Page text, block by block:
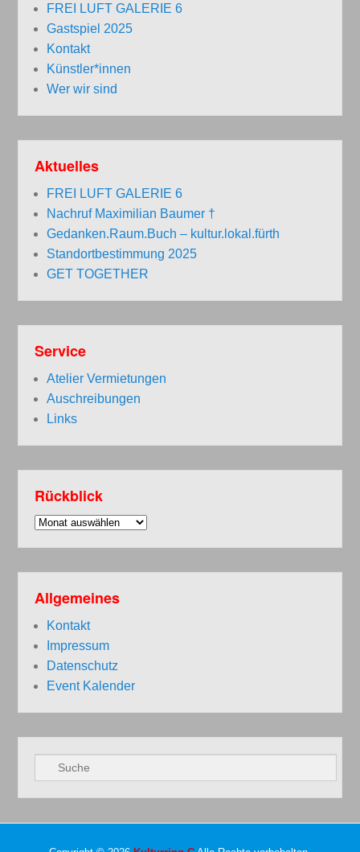
FREI LUFT GALERIE 6
Gastspiel 2025
Kontakt
Künstler*innen
Wer wir sind
Aktuelles
FREI LUFT GALERIE 6
Nachruf Maximilian Baumer †
Gedanken.Raum.Buch – kultur.lokal.fürth
Standortbestimmung 2025
GET TOGETHER
Service
Atelier Vermietungen
Auschreibungen
Links
Rückblick
Rückblick
Allgemeines
Kontakt
Impressum
Datenschutz
Event Kalender
Suchen